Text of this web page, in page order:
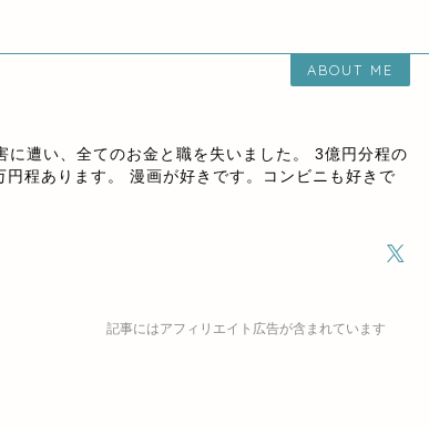
ABOUT ME
に遭い、全てのお金と職を失いました。 3億円分程の
程あります。 漫画が好きです。コンビニも好きで
記事にはアフィリエイト広告が含まれています